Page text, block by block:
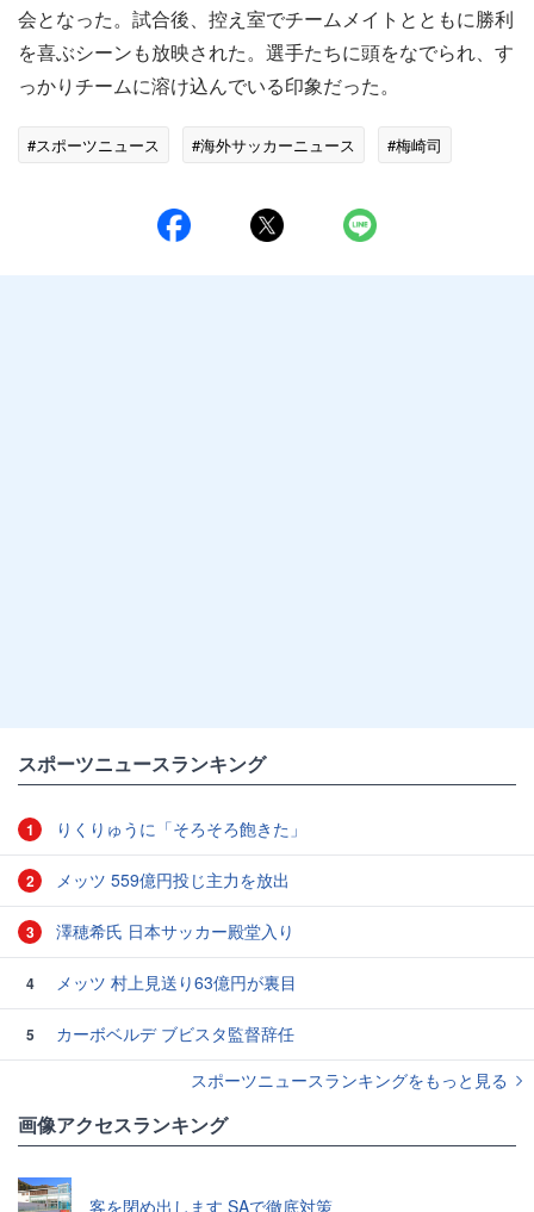
会となった。試合後、控え室でチームメイトとともに勝利
を喜ぶシーンも放映された。選手たちに頭をなでられ、す
っかりチームに溶け込んでいる印象だった。
#スポーツニュース #海外サッカーニュース #梅崎司
スポーツニュースランキング
1 りくりゅうに「そろそろ飽きた」
2 メッツ 559億円投じ主力を放出
3 澤穂希氏 日本サッカー殿堂入り
4 メッツ 村上見送り63億円が裏目
5
カーボベルデ ブビスタ監督辞任
スポーツニュースランキングをもっと見る
画像アクセスランキング
客を閉め出します SAで徹底対策